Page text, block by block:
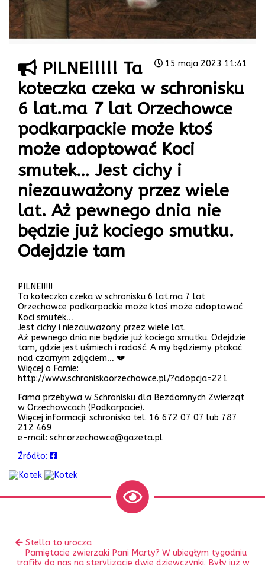
15 maja 2023 11:41
PILNE!!!!! Ta
koteczka czeka w schronisku
6 lat.ma 7 lat Orzechowce
podkarpackie może ktoś
może adoptować Koci
smutek… Jest cichy i
niezauważony przez wiele
lat. Aż pewnego dnia nie
będzie już kociego smutku.
Odejdzie tam
PILNE!!!!!
Ta koteczka czeka w schronisku 6 lat.ma 7 lat
Orzechowce podkarpackie może ktoś może adoptować
Koci smutek…
Jest cichy i niezauważony przez wiele lat.
Aż pewnego dnia nie będzie już kociego smutku. Odejdzie
tam, gdzie jest uśmiech i radość. A my będziemy płakać
nad czarnym zdjęciem… 💔
Więcej o Famie:
http://www.schroniskoorzechowce.pl/?adopcja=221
Fama przebywa w Schronisku dla Bezdomnych Zwierząt
w Orzechowcach (Podkarpacie).
Więcej informacji: schronisko tel. 16 672 07 07 lub 787
212 469
e-mail: schr.orzechowce@gazeta.pl
Źródło:
innePoprzedni
wpis:
Stella to urocza
Następny
wpis:
Pamiętacie zwierzaki Pani Marty? W ubiegłym tygodniu